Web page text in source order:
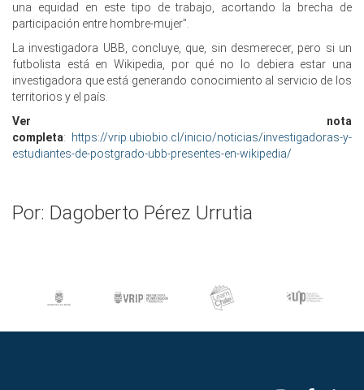
una equidad en este tipo de trabajo, acortando la brecha de
participación entre hombre-mujer”.
La investigadora UBB, concluye, que, sin desmerecer, pero si un
futbolista está en Wikipedia, por qué no lo debiera estar una
investigadora que está generando conocimiento al servicio de los
territorios y el país.
Ver nota
completa:
https://vrip.ubiobio.cl/inicio/noticias/investigadoras-y-
estudiantes-de-postgrado-ubb-presentes-en-wikipedia/
Por: Dagoberto Pérez Urrutia